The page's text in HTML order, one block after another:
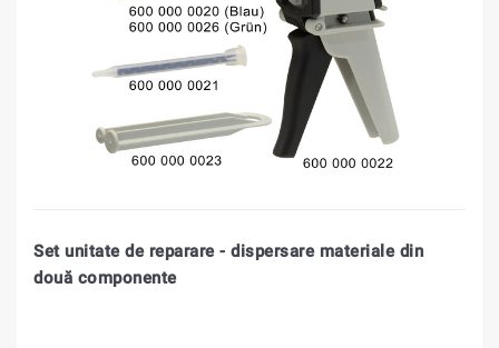
Set unitate de reparare - dispersare materiale din
două componente